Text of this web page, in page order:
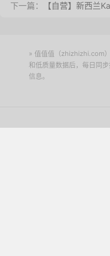
下一篇：
【自营】新西兰
» 值值值（zhizhizhi.com
和低质量数据后，每日同
信息。